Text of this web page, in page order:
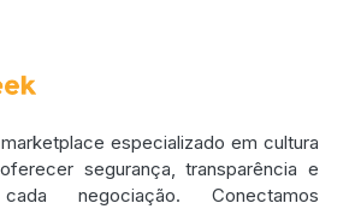
especializado em cultura
segurança, transparência e
negociação. Conectamos